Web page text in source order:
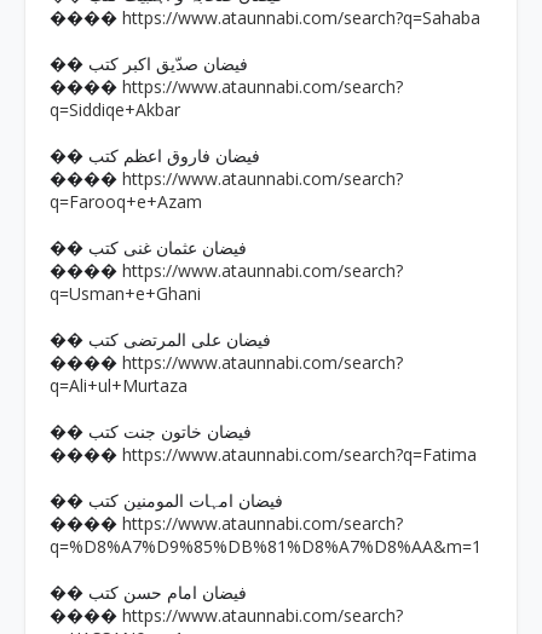
���� https://www.ataunnabi.com/search?q=Sahaba
�� فیضان صدّیق اکبر کتب
���� https://www.ataunnabi.com/search?
q=Siddiqe+Akbar
�� فیضان فاروق اعظم کتب
���� https://www.ataunnabi.com/search?
q=Farooq+e+Azam
�� فیضان عثمان غنی کتب
���� https://www.ataunnabi.com/search?
q=Usman+e+Ghani
�� فیضان علی المرتضی کتب
���� https://www.ataunnabi.com/search?
q=Ali+ul+Murtaza
�� فیضان خاتون جنت کتب
���� https://www.ataunnabi.com/search?q=Fatima
�� فیضان امہات المومنین کتب
���� https://www.ataunnabi.com/search?
q=%D8%A7%D9%85%DB%81%D8%A7%D8%AA&m=1
�� فیضان امام حسن کتب
���� https://www.ataunnabi.com/search?